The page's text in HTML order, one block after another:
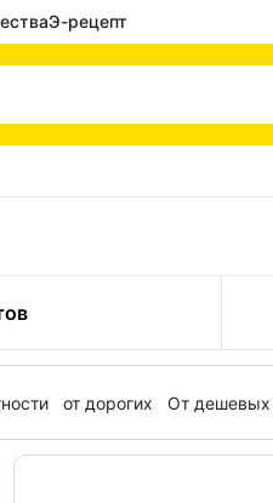
Э-рецепт
от дорогих От дешевых